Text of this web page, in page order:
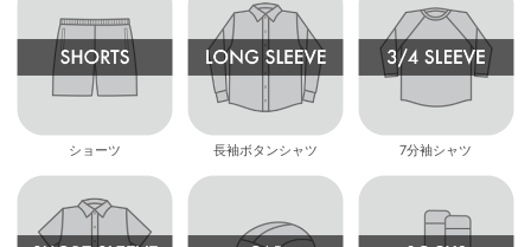
ショーツ 長袖ボタンシャツ 7分袖シャツ